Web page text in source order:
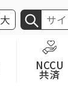
大
NCCU
共済